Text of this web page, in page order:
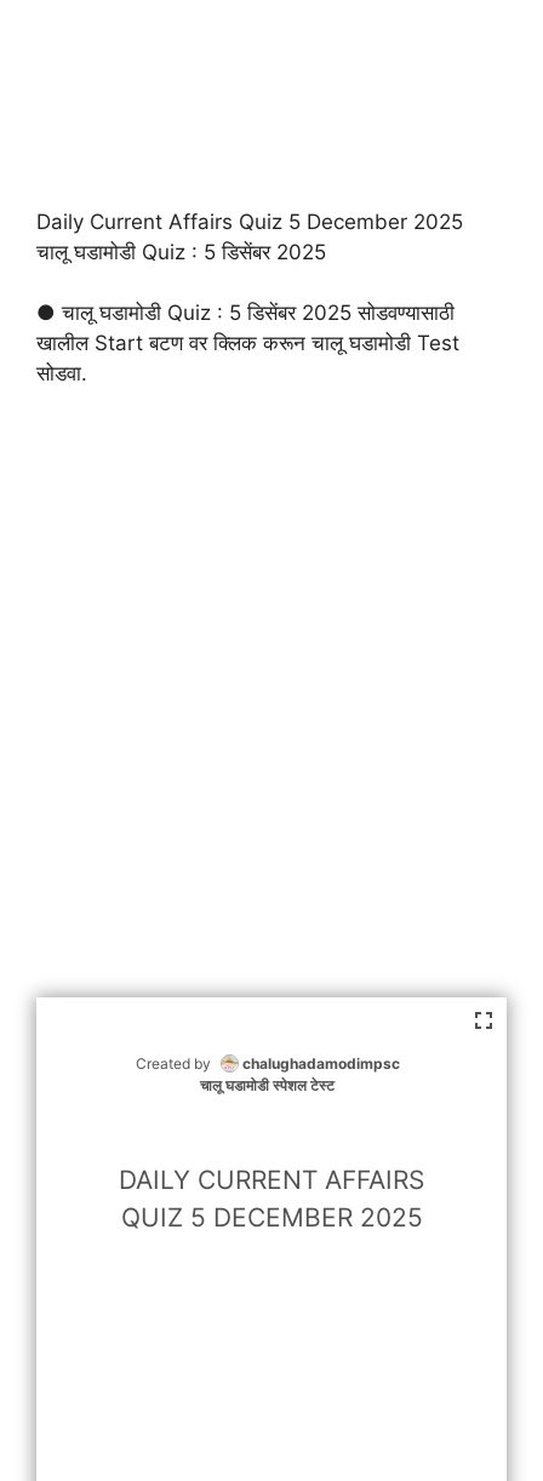
Daily Current Affairs Quiz 5 December 2025
चालू घडामोडी Quiz : 5 डिसेंबर 2025
● चालू घडामोडी Quiz : 5 डिसेंबर 2025 सोडवण्यासाठी
खालील Start बटण वर क्लिक करून चालू घडामोडी Test
सोडवा.
Created by
chalughadamodimpsc
चालू घडामोडी स्पेशल टेस्ट
DAILY CURRENT AFFAIRS
QUIZ 5 DECEMBER 2025